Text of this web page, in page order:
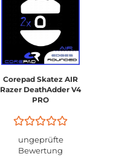
Corepad Skatez AIR
Razer DeathAdder V4
PRO
ungeprüfte
Bewertung